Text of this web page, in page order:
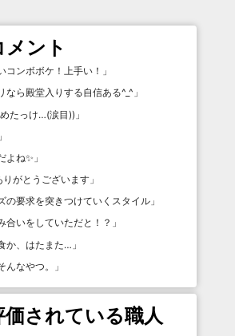
ント
コンボボケ！上手い！ 」
なら殿堂入りする自信ある^_^ 」
たっけ…(涙目)) 」
」
よね✨ 」
がとうございます 」
の要求を突きつけていくスタイル 」
合いをしていただと！？ 」
か、はたまた… 」
んなやつ。 」
価されている職人